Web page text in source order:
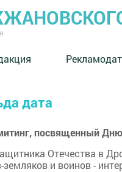
дата
посвященный
Отечества в
и воинов -